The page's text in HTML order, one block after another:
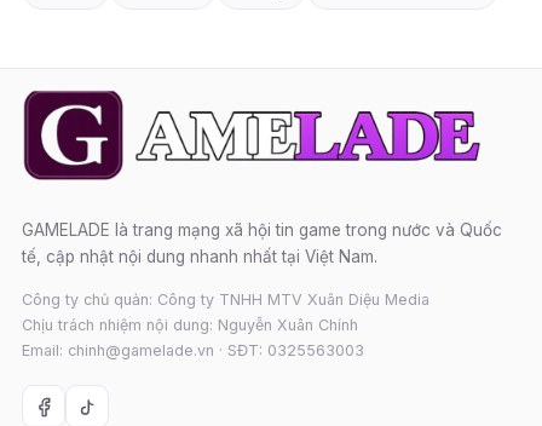
GAMELADE là trang mạng xã hội tin game trong nước và Quốc
tế, cập nhật nội dung nhanh nhất tại Việt Nam.
Công ty chủ quản: Công ty TNHH MTV Xuân Diệu Media
Chịu trách nhiệm nội dung: Nguyễn Xuân Chính
Email: chinh@gamelade.vn · SĐT: 0325563003